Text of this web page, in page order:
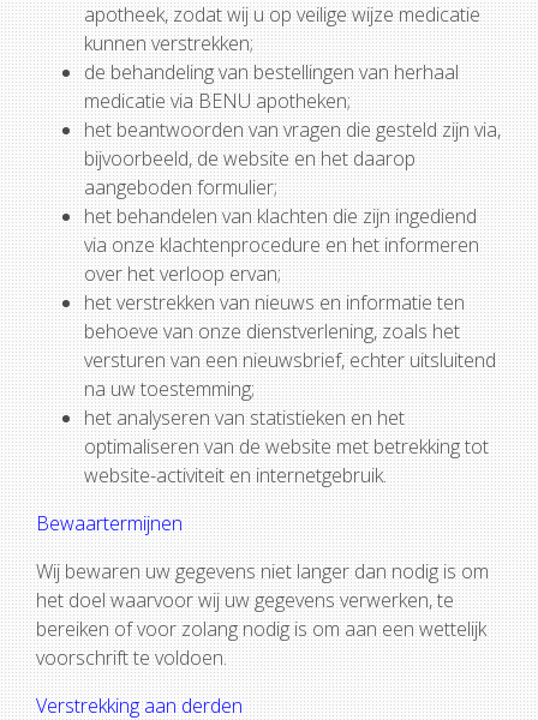
apotheek, zodat wij u op veilige wijze medicatie
kunnen verstrekken;
de behandeling van bestellingen van herhaal
medicatie via BENU apotheken;
het beantwoorden van vragen die gesteld zijn via,
bijvoorbeeld, de website en het daarop
aangeboden formulier;
het behandelen van klachten die zijn ingediend
via onze klachtenprocedure en het informeren
over het verloop ervan;
het verstrekken van nieuws en informatie ten
behoeve van onze dienstverlening, zoals het
versturen van een nieuwsbrief, echter uitsluitend
na uw toestemming;
het analyseren van statistieken en het
optimaliseren van de website met betrekking tot
website-activiteit en internetgebruik.
Bewaartermijnen
Wij bewaren uw gegevens niet langer dan nodig is om
het doel waarvoor wij uw gegevens verwerken, te
bereiken of voor zolang nodig is om aan een wettelijk
voorschrift te voldoen.
Verstrekking aan derden